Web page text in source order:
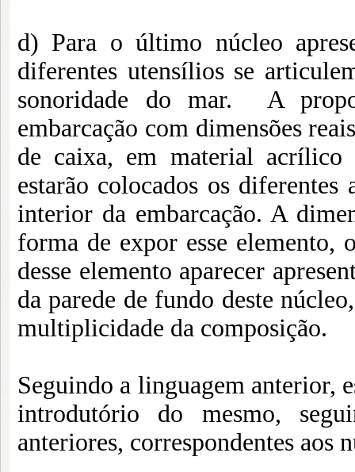
d) Para o último núcleo
diferentes utensílios se
sonoridade do mar. A
embarcação com dimensões
de caixa, em material acrílico
estarão colocados os
interior da embarcação. A
forma de expor esse elemento,
desse elemento aparecer
da parede de fundo deste
multiplicidade da composição.
Seguindo a linguagem anterior,
introdutório do mesmo,
anteriores, correspondentes aos